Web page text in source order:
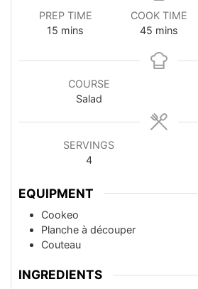
PREP TIME
15 minutes
mins
COOK TIME
45 minutes
mins
COURSE
Salad
SERVINGS
4
EQUIPMENT
Cookeo
Planche à découper
Couteau
INGREDIENTS